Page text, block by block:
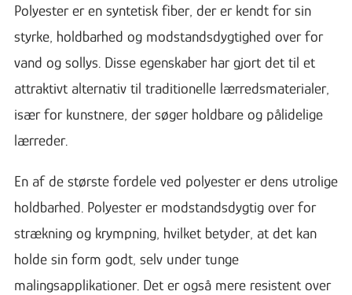
Polyester er en syntetisk fiber, der er kendt for sin
styrke, holdbarhed og modstandsdygtighed over for
vand og sollys. Disse egenskaber har gjort det til et
attraktivt alternativ til traditionelle lærredsmaterialer,
især for kunstnere, der søger holdbare og pålidelige
lærreder.
En af de største fordele ved polyester er dens utrolige
holdbarhed. Polyester er modstandsdygtig over for
strækning og krympning, hvilket betyder, at det kan
holde sin form godt, selv under tunge
malingsapplikationer. Det er også mere resistent over